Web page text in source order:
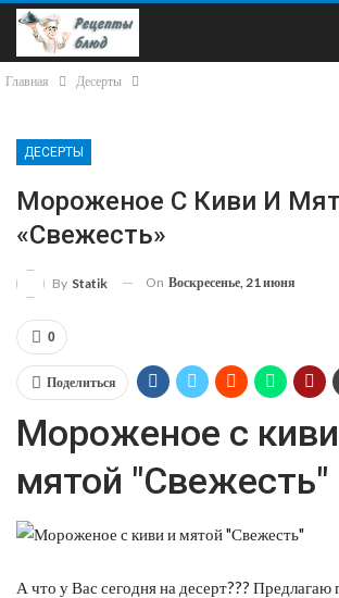
Главная Десерты
ДЕСЕРТЫ
Мороженое С Киви И
«Свежесть»
By Statik On Воскресенье, 21 июня
0
Поделиться
Мороженое с
мятой "Свежесть"
А что у Вас сегодня на десерт??? Предлагаю